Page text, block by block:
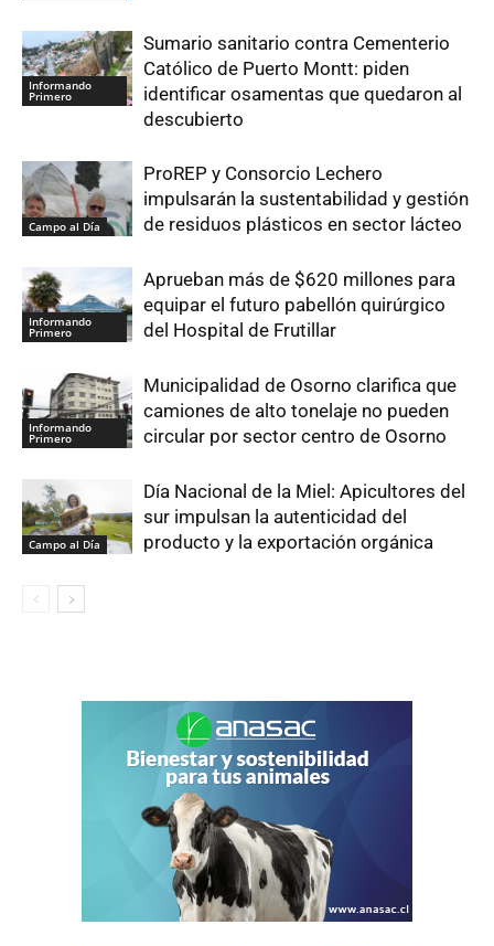
Informando
Primero
Sumario sanitario contra Cementerio
Católico de Puerto Montt: piden
identificar osamentas que quedaron al
descubierto
Campo al Día
ProREP y Consorcio Lechero
impulsarán la sustentabilidad y gestión
de residuos plásticos en sector lácteo
Informando
Primero
Aprueban más de $620 millones para
equipar el futuro pabellón quirúrgico
del Hospital de Frutillar
Informando
Primero
Municipalidad de Osorno clarifica que
camiones de alto tonelaje no pueden
circular por sector centro de Osorno
Campo al Día
Día Nacional de la Miel: Apicultores del
sur impulsan la autenticidad del
producto y la exportación orgánica